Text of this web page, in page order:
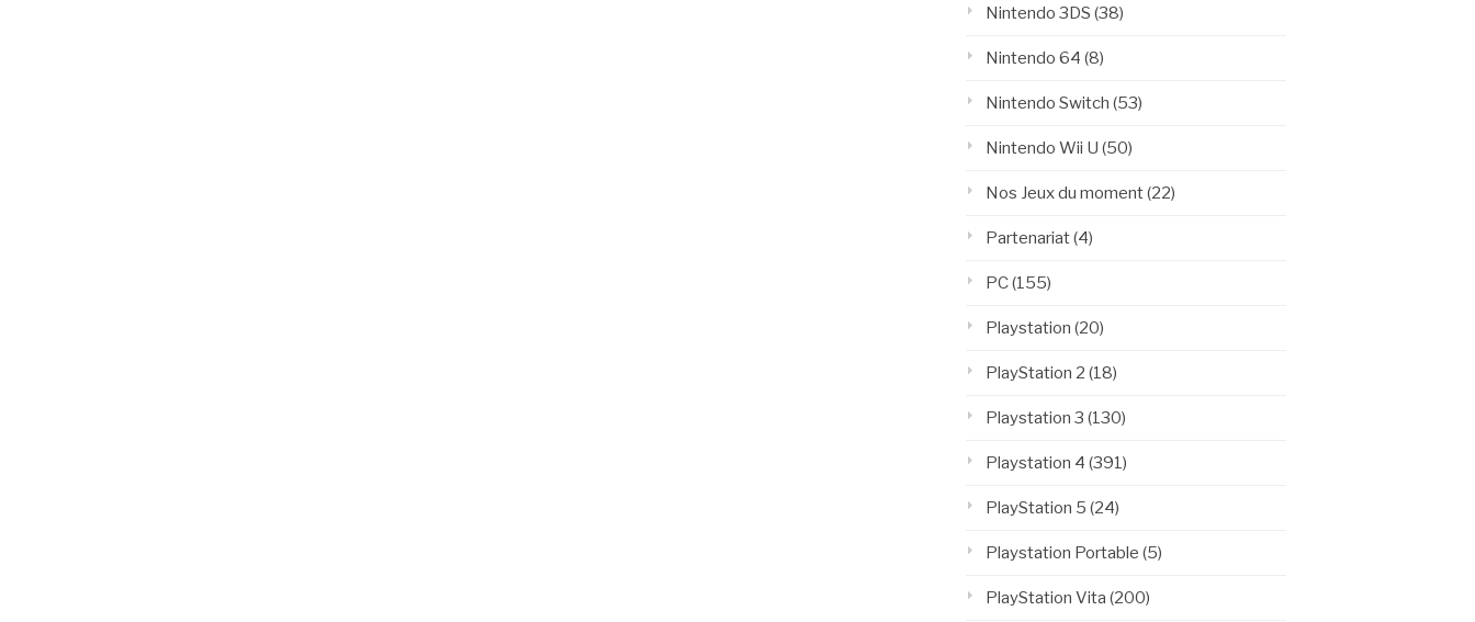
Nintendo 3DS (38)
Nintendo 64 (8)
Nintendo Switch (53)
Nintendo Wii U (50)
Nos Jeux du moment(22)
Partenariat(4)
PC(155)
Playstation (20)
PlayStation 2 (18)
Playstation 3 (130)
Playstation 4 (391)
PlayStation 5 (24)
Playstation Portable (5)
PlayStation Vita (200)